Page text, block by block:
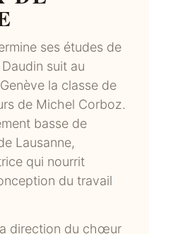
ses études de
suit au
la classe de
de Michel Corboz.
basse de
Lausanne,
qui nourrit
du travail
direction du chœur